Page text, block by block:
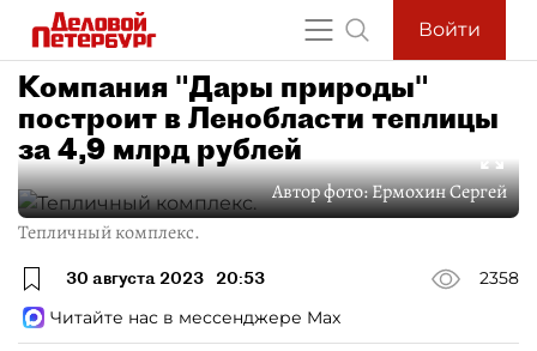
Войти
Компания "Дары природы"
построит в Ленобласти теплицы
за 4,9 млрд рублей
Автор фото:Ермохин Сергей
Тепличный комплекс.
30 августа 2023 20:53
2358
Читайте нас в мессенджере Max